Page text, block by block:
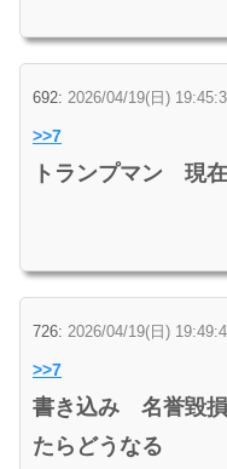
692: 2026/04/19(日)
>>7
トランプマン 現在
726: 2026/04/19(日)
>>7
書き込み 名誉毀
たらどうなる